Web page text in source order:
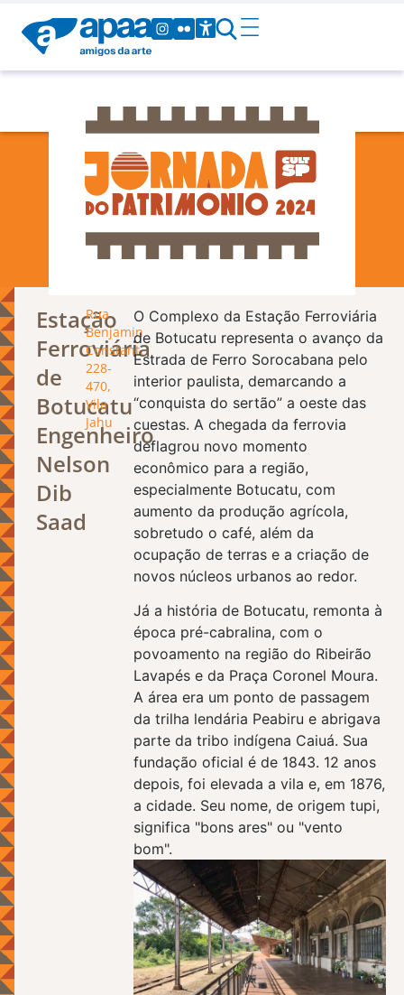
Patrimônio
Estação
Ferroviária
de
Botucatu
Engenheiro
Nelson
Dib
Saad
Rua
Benjamin
Constant,
228-
470,
Vila
Jahu
O Complexo da Estação Ferroviária
de Botucatu representa o avanço da
Estrada de Ferro Sorocabana pelo
interior paulista, demarcando a
“conquista do sertão” a oeste das
cuestas. A chegada da ferrovia
deflagrou novo momento
econômico para a região,
especialmente Botucatu, com
aumento da produção agrícola,
sobretudo o café, além da
ocupação de terras e a criação de
novos núcleos urbanos ao redor.
Já a história de Botucatu, remonta à
época pré-cabralina, com o
povoamento na região do Ribeirão
Lavapés e da Praça Coronel Moura.
A área era um ponto de passagem
da trilha lendária Peabiru e abrigava
parte da tribo indígena Caiuá. Sua
fundação oficial é de 1843. 12 anos
depois, foi elevada a vila e, em 1876,
a cidade. Seu nome, de origem tupi,
significa "bons ares" ou "vento
bom".